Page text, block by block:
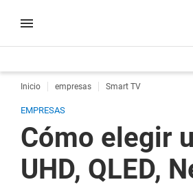
Inicio empresas Smart TV
EMPRESAS
Cómo elegir
UHD, QLED,